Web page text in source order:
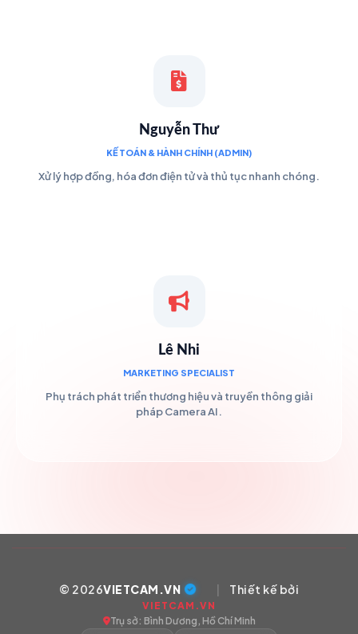
Nguyễn Thư
KẾ TOÁN & HÀNH CHÍNH (ADMIN)
Xử lý hợp đồng, hóa đơn điện tử và thủ tục nhanh chóng.
Lê Nhi
MARKETING SPECIALIST
Phụ trách phát triển thương hiệu và truyền thông giải
pháp Camera AI.
© 2026VIETCAM.VN | Thiết kế bởi
VIETCAM.VN
Trụ sở: Bình Dương, Hồ Chí Minh